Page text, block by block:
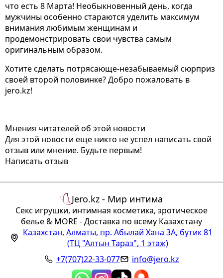
что есть 8 Марта! Необыкновенный день, когда
мужчины особенно стараются уделить максимум
внимания любимым женщинам и
продемонстрировать свои чувства самым
оригинальным образом.
Хотите сделать потрясающе-незабываемый сюрприз
своей второй половинке? Добро пожаловать в
jero.kz!
Мнения читателей об этой новости
Для этой новости еще никто не успел написать свой
отзыв или мнение. Будьте первым!
Написать отзыв
Jero.kz - Мир интима
Секс игрушки, интимная косметика, эротическое
белье & MORE - Доставка по всему Казахстану
Казахстан, Алматы, пр. Абылай Хана 3А, бутик 81
(ТЦ "Алтын Тараз", 1 этаж)
+7(707)22-33-077
info@jero.kz